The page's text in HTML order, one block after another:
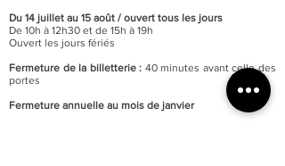
Du 14 juillet au 15 août / ouvert tous les jours
De 10h à 12h30 et de 15h à 19h
Ouvert les jours fériés
Fermeture de la billetterie : 40 minutes avant celle des
portes
Fermeture annuelle au mois de janvier